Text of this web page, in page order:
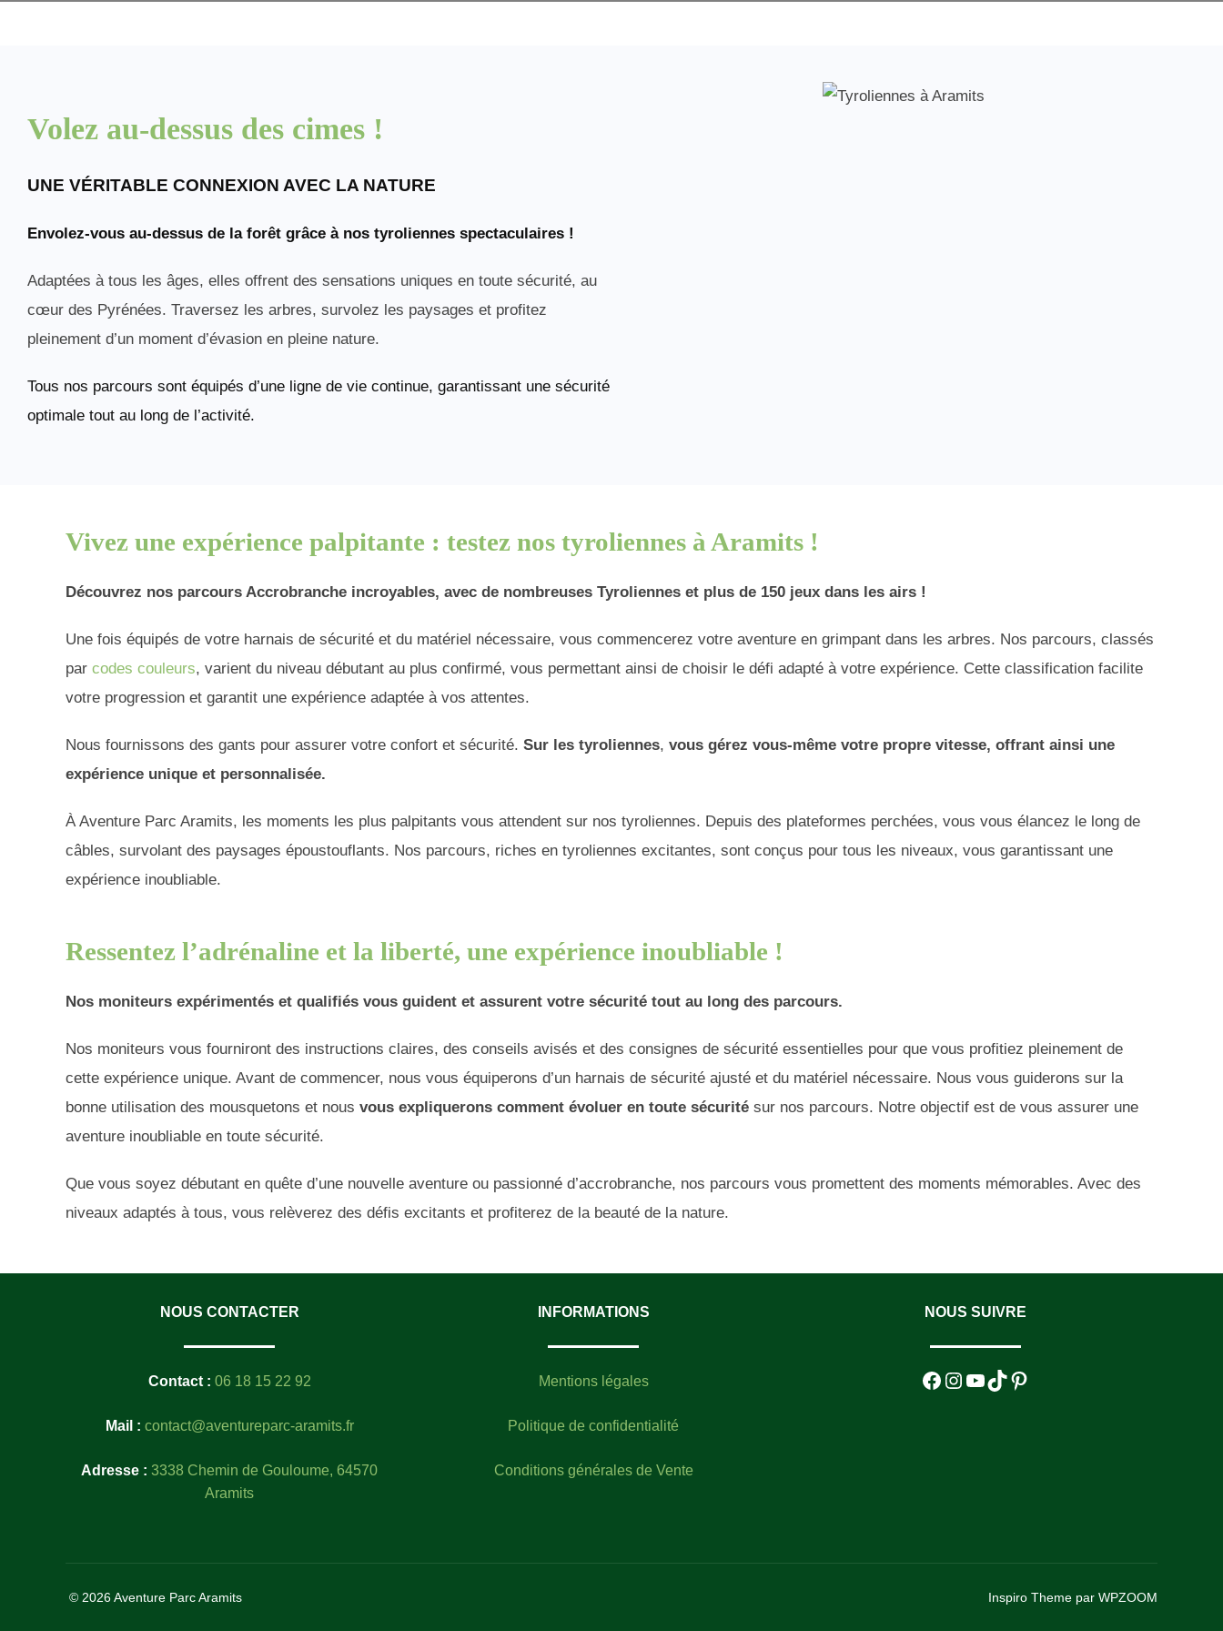
Volez au-dessus des cimes !
UNE VÉRITABLE CONNEXION AVEC LA NATURE
Envolez-vous au-dessus de la forêt grâce à nos tyroliennes spectaculaires !
Adaptées à tous les âges, elles offrent des sensations uniques en toute sécurité, au
cœur des Pyrénées. Traversez les arbres, survolez les paysages et profitez
pleinement d’un moment d’évasion en pleine nature.
Tous nos parcours sont équipés d’une ligne de vie continue, garantissant une sécurité
optimale tout au long de l’activité.
Vivez une expérience palpitante : testez nos tyroliennes à Aramits !
Découvrez nos parcours Accrobranche incroyables, avec de nombreuses Tyroliennes et plus de 150 jeux dans les airs !
Une fois équipés de votre harnais de sécurité et du matériel nécessaire, vous commencerez votre aventure en grimpant dans les arbres. Nos parcours, classés
par codes couleurs, varient du niveau débutant au plus confirmé, vous permettant ainsi de choisir le défi adapté à votre expérience. Cette classification facilite
votre progression et garantit une expérience adaptée à vos attentes.
Nous fournissons des gants pour assurer votre confort et sécurité. Sur les tyroliennes, vous gérez vous-même votre propre vitesse, offrant ainsi une
expérience unique et personnalisée.
​À Aventure Parc Aramits, les moments les plus palpitants vous attendent sur nos tyroliennes. Depuis des plateformes perchées, vous vous élancez le long de
câbles, survolant des paysages époustouflants. Nos parcours, riches en tyroliennes excitantes, sont conçus pour tous les niveaux, vous garantissant une
expérience inoubliable.
Ressentez l’adrénaline et la liberté, une expérience inoubliable !
Nos moniteurs expérimentés et qualifiés vous guident et assurent votre sécurité tout au long des parcours.
​Nos moniteurs vous fourniront des instructions claires, des conseils avisés et des consignes de sécurité essentielles pour que vous profitiez pleinement de
cette expérience unique. Avant de commencer, nous vous équiperons d’un harnais de sécurité ajusté et du matériel nécessaire. Nous vous guiderons sur la
bonne utilisation des mousquetons et nous vous expliquerons comment évoluer en toute sécurité sur nos parcours. Notre objectif est de vous assurer une
aventure inoubliable en toute sécurité.
​Que vous soyez débutant en quête d’une nouvelle aventure ou passionné d’accrobranche, nos parcours vous promettent des moments mémorables. Avec des
niveaux adaptés à tous, vous relèverez des défis excitants et profiterez de la beauté de la nature.
NOUS CONTACTER
Contact : 06 18 15 22 92
Mail : contact@aventureparc-aramits.fr
Adresse : 3338 Chemin de Gouloume, 64570
Aramits
INFORMATIONS
Mentions légales
Politique de confidentialité
Conditions générales de Vente
NOUS SUIVRE
Facebook
Instagram
YouTube
TikTokPinterest
© 2026 Aventure Parc Aramits Inspiro Theme par WPZOOM